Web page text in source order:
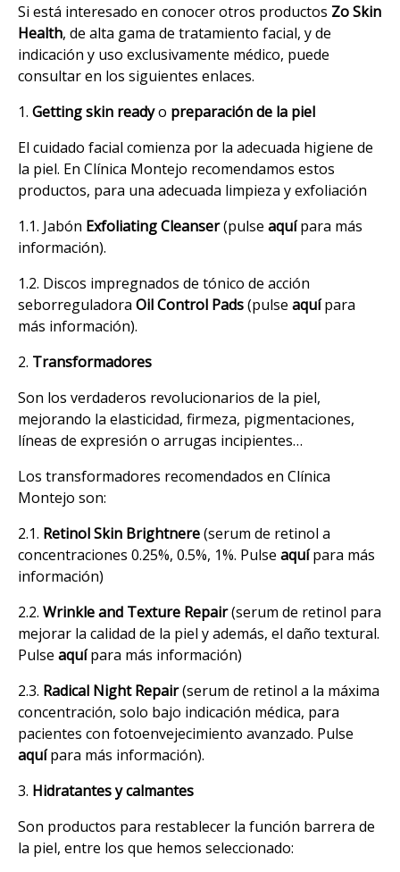
Si está interesado en conocer otros productos Zo Skin
Health, de alta gama de tratamiento facial, y de
indicación y uso exclusivamente médico, puede
consultar en los siguientes enlaces.
1. Getting skin readyo preparación de la piel
El cuidado facial comienza por la adecuada higiene de
la piel. En Clínica Montejo recomendamos estos
productos, para una adecuada limpieza y exfoliación
1.1. Jabón Exfoliating Cleanser(pulse aquípara más
información).
1.2. Discos impregnados de tónico de acción
seborreguladora Oil Control Pads(pulse aquípara
más información).
2. Transformadores
Son los verdaderos revolucionarios de la piel,
mejorando la elasticidad, firmeza, pigmentaciones,
líneas de expresión o arrugas incipientes…
Los transformadores recomendados en Clínica
Montejo son:
2.1. Retinol Skin Brightnere(serum de retinol a
concentraciones 0.25%, 0.5%, 1%. Pulse aquípara más
información)
2.2. Wrinkle and Texture Repair(serum de retinol para
mejorar la calidad de la piel y además, el daño textural.
Pulse aquí para más información)
2.3. Radical Night Repair(serum de retinol a la máxima
concentración, solo bajo indicación médica, para
pacientes con fotoenvejecimiento avanzado. Pulse
aquípara más información).
3. Hidratantes y calmantes
Son productos para restablecer la función barrera de
la piel, entre los que hemos seleccionado: